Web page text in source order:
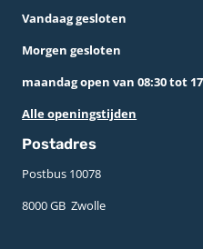
Vandaag gesloten
Morgen gesloten
maandag open van 08:30 tot
Alle openingstijden
Postadres
Postbus 10078 ­
8000 GB ­ Zwolle